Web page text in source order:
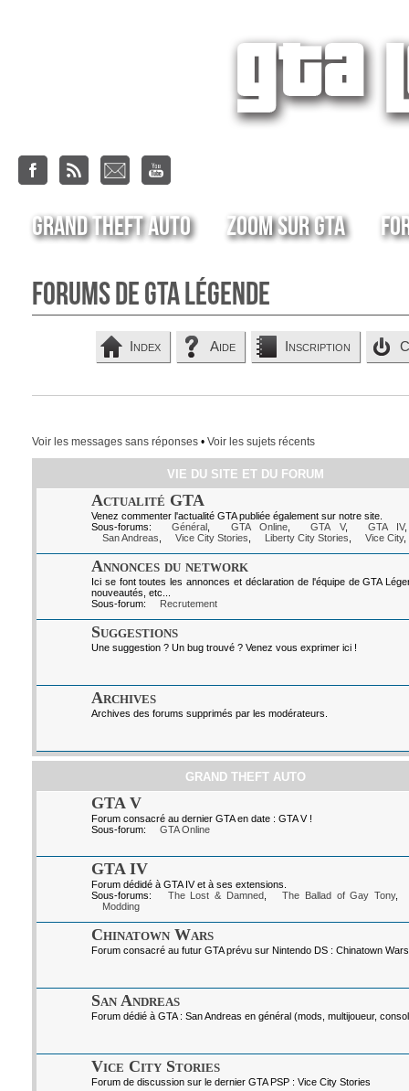
Grand Theft Auto Zoom sur GTA
Forums de GTA Légende
Index Aide Inscription
Voir les messages sans réponses• Voir les sujets récents
VIE DU SITE ET DU FORUM
Actualité GTA
Venez commenter l'actualité GTA publiée également sur notre site.
Sous-forums:
Général GTA Online, GTA V, GTA IV
San Andreas
Vice City Stories Liberty City Stories Vice City,
Annonces du network
Ici se font toutes les annonces et déclaration de l'équipe de GTA
nouveautés, etc...
Sous-forum:
Recrutement
Suggestions
Une suggestion ? Un bug trouvé ? Venez vous exprimer ici !
Archives
Archives des forums supprimés par les modérateurs.
GRAND THEFT AUTO
GTA V
Forum consacré au dernier GTA en date : GTA V !
Sous-forum:
GTA Online
GTA IV
Forum dédidé à GTA IV et à ses extensions.
Sous-forums:
The Lost & Damned, The Ballad of Gay Tony,
Modding
Chinatown Wars
Forum consacré au futur GTA prévu sur Nintendo DS : Chinatown Wars
San Andreas
Forum dédié à GTA : San Andreas en général (mods, multijoueur,
Vice City Stories
Forum de discussion sur le dernier GTA PSP : Vice City Stories